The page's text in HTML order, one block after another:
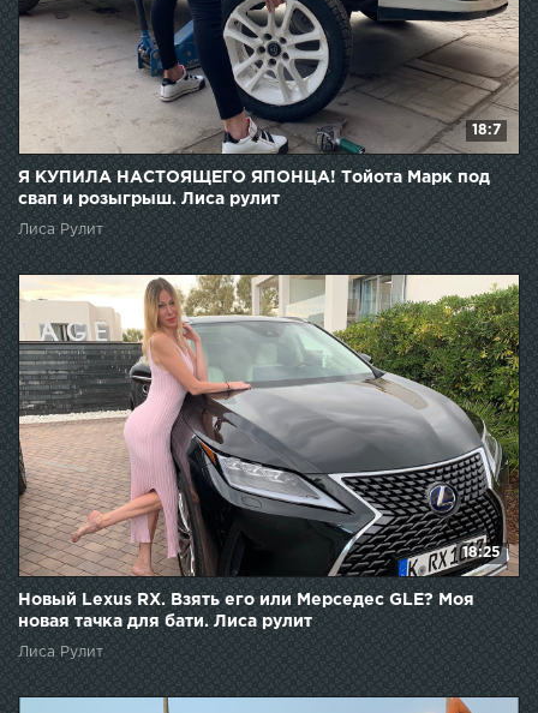
18:7
Я КУПИЛА НАСТОЯЩЕГО ЯПОНЦА! Тойота Марк под
свап и розыгрыш. Лиса рулит
Лиса Рулит
18:25
Новый Lexus RX. Взять его или Мерседес GLE? Моя
новая тачка для бати. Лиса рулит
Лиса Рулит